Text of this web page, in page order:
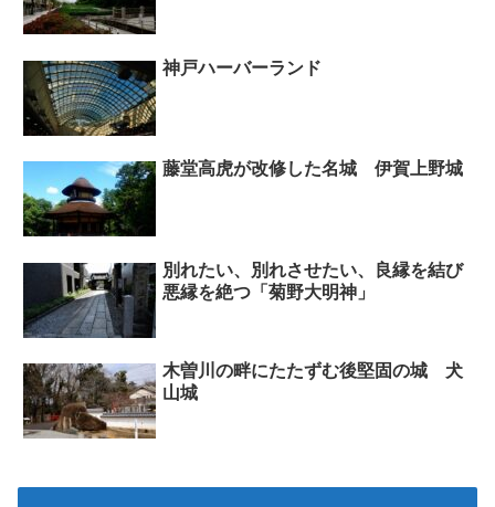
神戸ハーバーランド
藤堂高虎が改修した名城 伊賀上野城
別れたい、別れさせたい、良縁を結び
悪縁を絶つ「菊野大明神」
木曽川の畔にたたずむ後堅固の城 犬
山城